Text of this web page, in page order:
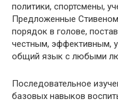
политики, спортсмены,
Предложенные
порядок в голове,
честным, эффективным,
общий язык с любыми
Последовательное
базовых навыков